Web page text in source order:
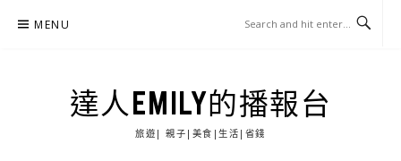
MENU
達人EMILY的播報台
旅遊| 親子|美食|生活|省錢